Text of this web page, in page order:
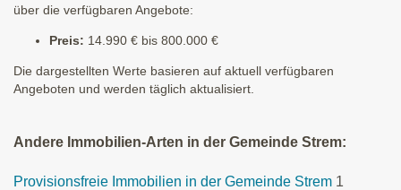
über die verfügbaren Angebote:
Preis: 14.990 € bis 800.000 €
Die dargestellten Werte basieren auf aktuell verfügbaren
Angeboten und werden täglich aktualisiert.
Andere Immobilien-Arten in der Gemeinde Strem:
Provisionsfreie Immobilien in der Gemeinde Strem 1